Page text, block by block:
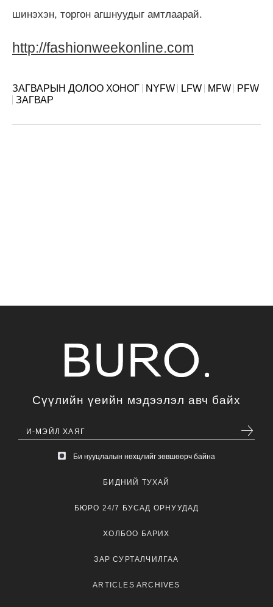
шинэхэн, торгон агшнуудыг амтлаарай.
http://fashionweekonline.com
ЗАГВАРЫН ДОЛОО ХОНОГ NYFW LFW MFW
PFW
ЗАГВАР
Сүүлийн үеийн мэдээлэл авч байх
Би нууцлалын нөхцлийг зөвшөөрч байна
БИДНИЙ ТУХАЙ
БЮРО 24/7 БУСАД ОРНУУДАД
ХОЛБОО БАРИХ
ЗАР СУРТАЛЧИЛГАА
ARTICLES ARCHIVES